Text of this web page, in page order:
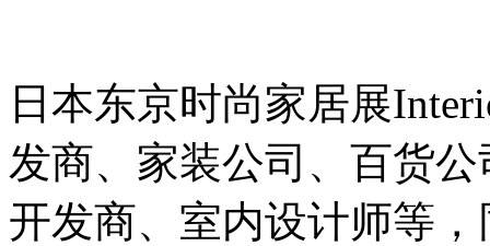
日本东京时尚家居展
发商、家装公司、百货
开发商、室内设计师等